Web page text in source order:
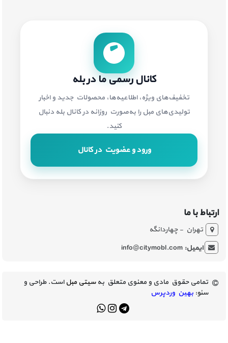
کانال رسمی ما در بله
تخفیف‌های ویژه، اطلاعیه‌ها، محصولات جدید و اخبار
تولیدی‌های مبل را به‌صورت روزانه در کانال بله دنبال
کنید.
ورود و عضویت در کانال
ارتباط با ما
تهران - چهاردانگه
ایمیل:info@citymobl.com
تمامی حقوق مادی و معنوی متعلق بهسیتی مبلاست. طراحی و
سئو: بهین وردپرس